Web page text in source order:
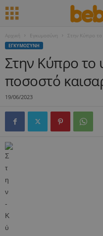
Αρχική Εγκυμοσύνη Στην Κύπρο το
ΕΓΚΥΜΟΣΎΝΗ
Στην Κύπρο το
ποσοστό
19/06/2023